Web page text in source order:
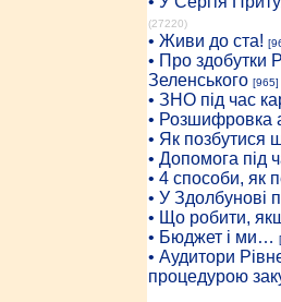
(27220)
• Живи до ста!
• Про здобутки
Зеленського [965]
• ЗНО під час
• Розшифровка
• Як позбутися
• Допомога під
• 4 способи, як
• У Здолбунові
• Що робити,
• Бюджет і ми…
• Аудитори
процедурою